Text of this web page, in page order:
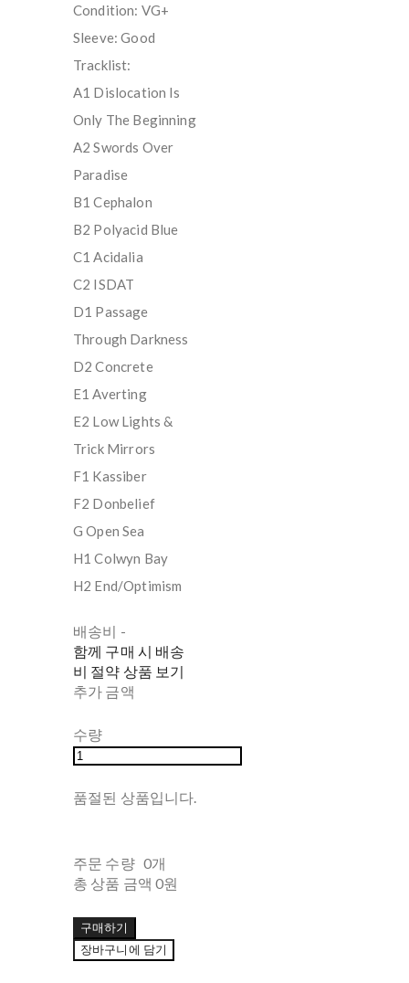
Condition: VG+
Sleeve: Good
Tracklist:
A1 Dislocation Is
Only The Beginning
A2 Swords Over
Paradise
B1 Cephalon
B2 Polyacid Blue
C1 Acidalia
C2 ISDAT
D1 Passage
Through Darkness
D2 Concrete
E1 Averting
E2 Low Lights &
Trick Mirrors
F1 Kassiber
F2 Donbelief
G Open Sea
H1 Colwyn Bay
H2 End/Optimism
배송비 -
함께 구매 시 배송
비 절약 상품 보기
추가 금액
수량
품절된 상품입니다.
주문 수량 0개
총 상품 금액 0원
구매하기
장바구니에 담기